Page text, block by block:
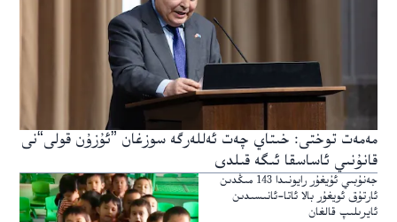
مەمەت توختى: خىتاي چەت ئەللەرگە سوزغان ”ئۇزۇن قولى“نى
قانۇنىي ئاساسقا ئىگە قىلدى
جەنۇبىي ئۇيغۇر رايونىدا 143 مىڭدىن
ئارتۇق ئويغۇر بالا ئاتا-ئانىسىدىن
ئايرىلىپ قالغان